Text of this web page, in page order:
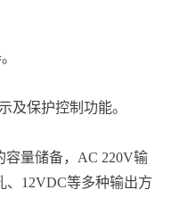
及保护控制功能。
容量储备，AC 220V输
、12VDC等多种输出方